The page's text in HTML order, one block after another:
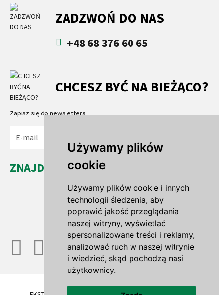
Używamy plików
cookie
Używamy plików cookie i innych
technologii śledzenia, aby
poprawić jakość przeglądania
naszej witryny, wyświetlać
spersonalizowane treści i reklamy,
analizować ruch w naszej witrynie
i wiedzieć, skąd pochodzą nasi
użytkownicy.
ZADZWOŃ DO NAS
+48 68 376 60 65
CHCESZ BYĆ NA BIEŻĄCO?
Zapisz się do newslettera
ZNAJDŹ NAS...
Leszno Dolne 35a
67-321 Leszno Górne
woj. lubuskie